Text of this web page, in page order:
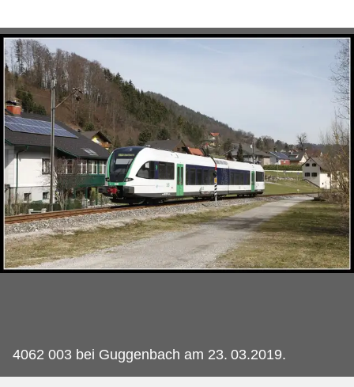
4062 003 bei Guggenbach am 23. 03.2019.